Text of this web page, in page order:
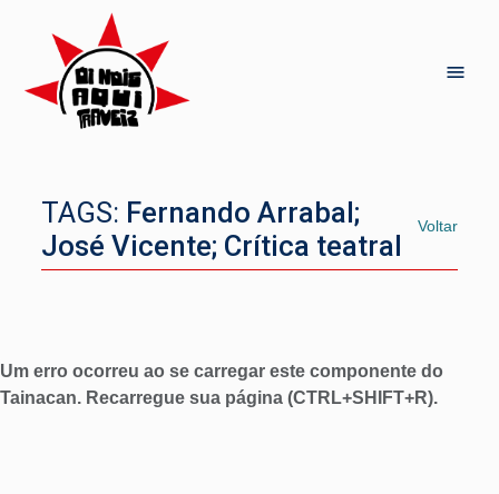
TAGS: Fernando Arrabal;
José Vicente; Crítica teatral
Voltar
Um erro ocorreu ao se carregar este componente do
Tainacan. Recarregue sua página (CTRL+SHIFT+R).